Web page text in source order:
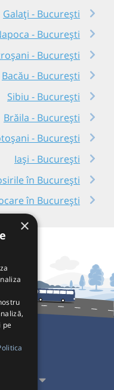
Galați - București
- București
- București
Bacău - București
Sibiu - București
Brăila - București
- București
Iași - București
în București
în București
×
pe